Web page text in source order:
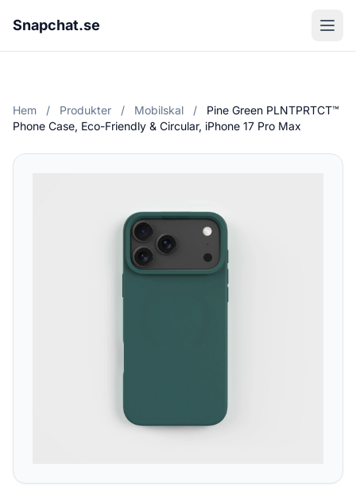
Snapchat.se
Hem / Produkter / Mobilskal /
Pine Green PLNTPRTCT™
Phone Case, Eco-Friendly & Circular, iPhone 17 Pro Max